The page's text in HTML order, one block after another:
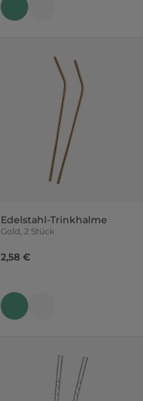
Edelstahl-Trinkhalme
Gold, 2 Stück
2,58 €